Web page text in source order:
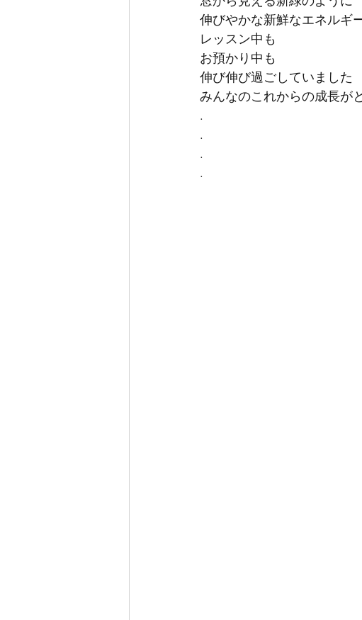
伸びやかな新鮮なエネルギ
レッスン中も
お預かり中も
伸び伸び過ごしていました
みんなのこれからの成長が
.
.
.
.